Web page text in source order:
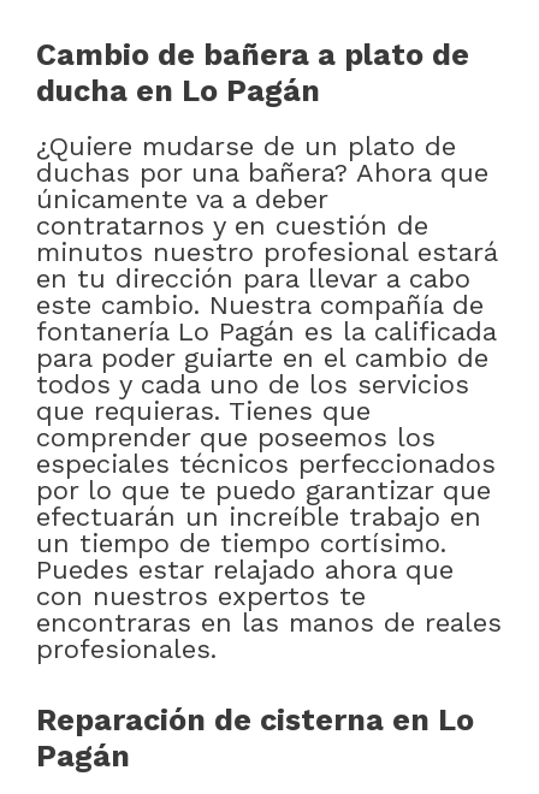
Cambio de bañera a plato de
ducha en Lo Pagán
¿Quiere mudarse de un plato de
duchas por una bañera? Ahora que
únicamente va a deber
contratarnos y en cuestión de
minutos nuestro profesional estará
en tu dirección para llevar a cabo
este cambio. Nuestra compañía de
fontanería Lo Pagán es la calificada
para poder guiarte en el cambio de
todos y cada uno de los servicios
que requieras. Tienes que
comprender que poseemos los
especiales técnicos perfeccionados
por lo que te puedo garantizar que
efectuarán un increíble trabajo en
un tiempo de tiempo cortísimo.
Puedes estar relajado ahora que
con nuestros expertos te
encontraras en las manos de reales
profesionales.
Reparación de cisterna en Lo
Pagán